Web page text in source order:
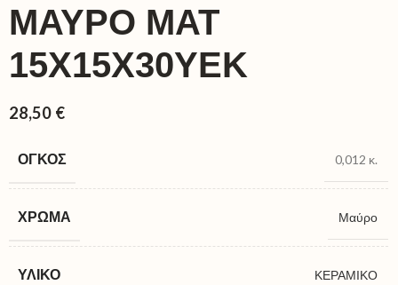
ΜΑΥΡΟ ΜΑΤ
15X15X30ΥΕΚ
28,50 €
ΌΓΚΟΣ 0,012 κ.
ΧΡΏΜΑ Μαύρο
ΥΛΙΚΌ ΚΕΡΑΜΙΚΟ